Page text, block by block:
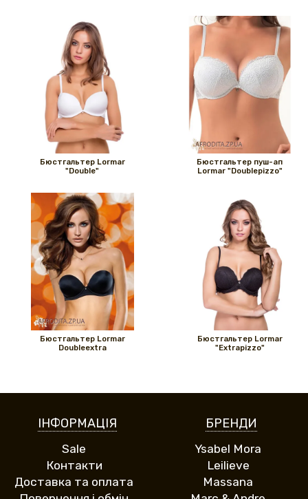
Бюстгальтер Lormar
"Double"
Бюстгальтер пуш-ап
Lormar "Doublepizzo"
Бюстгальтер Lormar
Doubleextra
Бюстгальтер Lormar
"Extrapizzo"
ІНФОРМАЦІЯ
Sale
Контакти
Доставка та оплата
БРЕНДИ
Ysabel Mora
Leilieve
Massana